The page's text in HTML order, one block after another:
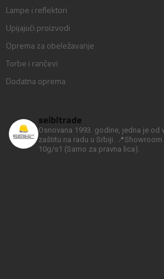
Lampe i reflektori
Upijajući proizvodi
Oprema za obeležavanje
Torbe i rančevi
Dodatna oprema
seibltrade
Osnovana 1993. godine, jedna je od
zaštitu na radu u Srbiji.
📍Showroom
10g/s1 (Samo za pravna lica).